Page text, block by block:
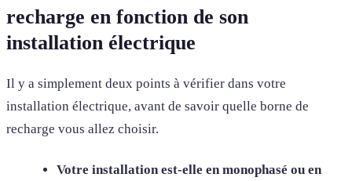
recharge en fonction de son
installation électrique
Il y a simplement deux points à vérifier dans votre
installation électrique, avant de savoir quelle borne de
recharge vous allez choisir.
Votre installation est-elle en monophasé ou en